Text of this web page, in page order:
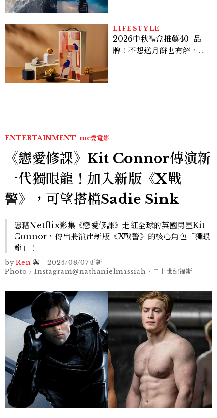
LIFESTYLE
2026中秋禮盒推薦40+品
牌！不想送月餅也有解，送
ENTERTAINMENT mc愛電影
《戀愛修課》Kit Connor傳演新
一代獨眼龍！加入新版《X戰
警》，可望搭檔Sadie Sink
憑藉Netflix影集《戀愛修課》走紅全球的英國男星Kit
Connor，傳出將演出新版《X戰警》的核心角色「獨眼
龍」！
by Ren與 -2026/08/07更新
Photo / Instagram@nathanielmassiah、二十世紀福斯